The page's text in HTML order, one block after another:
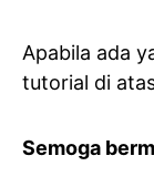
Apabila ada
tutorial di
Semoga